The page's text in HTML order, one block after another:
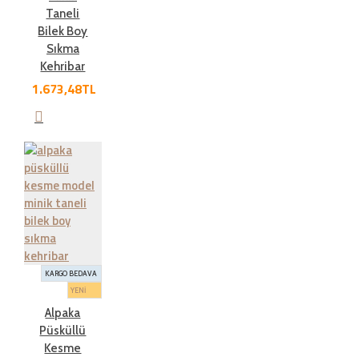
Taneli
Bilek Boy
Sıkma
Kehribar
1.673,48TL
KARGO BEDAVA
YENİ
Alpaka
Püsküllü
Kesme